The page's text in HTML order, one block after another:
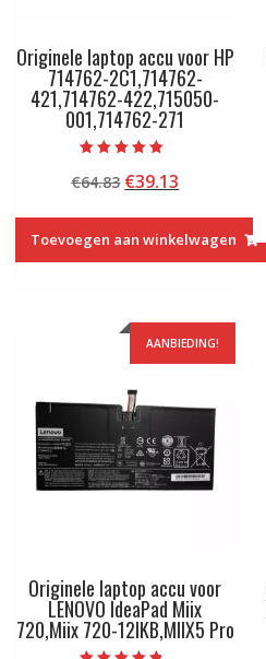
Originele laptop accu voor HP
714762-2C1,714762-
421,714762-422,715050-
001,714762-271
5.00
van 5
€64.83 Oorspronkelijke
was:
€64.83.
€39.13
is:
€39.13.
Toevoegen aan winkelwagen
AANBIEDING!
Originele laptop accu voor
LENOVO IdeaPad Miix
720,Miix 720-12IKB,MIIX5 Pro